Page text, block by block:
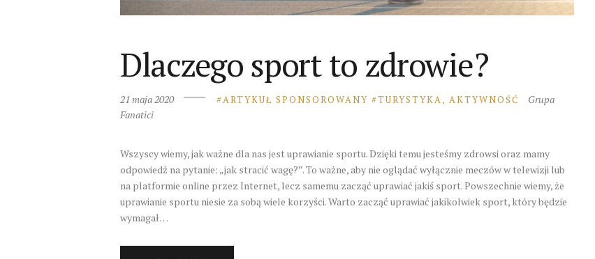
Dlaczego sport to zdrowie?
21 maja 2020 ARTYKUŁ SPONSOROWANY TURYSTYKA, AKTYWNOŚĆ
Grupa
Fanatici
Wszyscy wiemy, jak ważne dla nas jest uprawianie sportu. Dzięki temu jesteśmy zdrowsi oraz mamy
odpowiedź na pytanie: „jak stracić wagę?”. To ważne, aby nie oglądać wyłącznie meczów w telewizji lub
na platformie online przez Internet, lecz samemu zacząć uprawiać jakiś sport. Powszechnie wiemy, że
uprawianie sportu niesie za sobą wiele korzyści. Warto zacząć uprawiać jakikolwiek sport, który będzie
wymagał…